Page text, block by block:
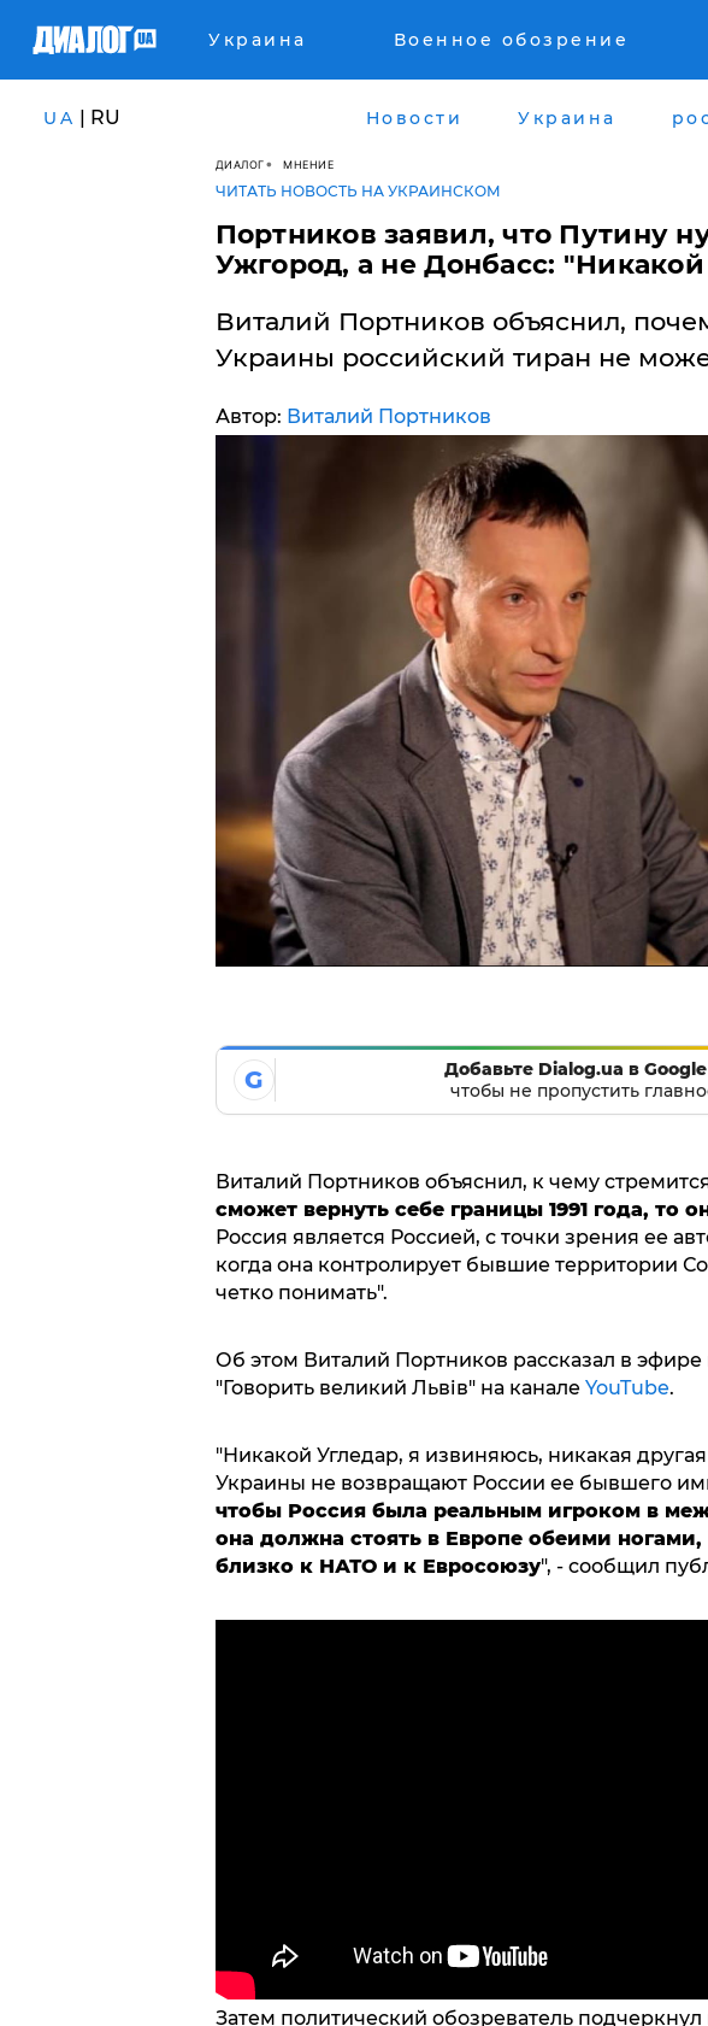
Украина Военное обозрение
UA | RU Новости Украина
ДИАЛОГ МНЕНИЕ
ЧИТАТЬ НОВОСТЬ НА УКРАИНСКОМ
Портников заявил, что Путину
Ужгород, а не Донбасс: "Никакой
Виталий Портников объяснил,
Украины российский тиран не
Автор: Виталий Портников
G
Добавьте Dialog.ua в
чтобы не пропустить
Виталий Портников объяснил, к чему
сможет вернуть себе границы 1991 года, то
Россия является Россией, с точки зрения ее
когда она контролирует бывшие территории
четко понимать".
Об этом Виталий Портников рассказал в эфире
"Говорить великий Львів" на канале YouTube.
"Никакой Угледар, я извиняюсь, никакая
Украины не возвращают России ее бывшего
чтобы Россия была реальным игроком в
она должна стоять в Европе обеими ногами,
близко к НАТО и к Евросоюзу", - сообщил
Затем политический обозреватель